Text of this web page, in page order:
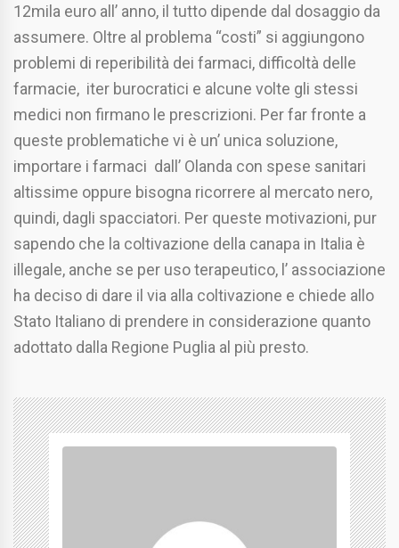
12mila euro all’ anno, il tutto dipende dal dosaggio da
assumere. Oltre al problema “costi” si aggiungono
problemi di reperibilità dei farmaci, difficoltà delle
farmacie, iter burocratici e alcune volte gli stessi
medici non firmano le prescrizioni. Per far fronte a
queste problematiche vi è un’ unica soluzione,
importare i farmaci dall’ Olanda con spese sanitari
altissime oppure bisogna ricorrere al mercato nero,
quindi, dagli spacciatori. Per queste motivazioni, pur
sapendo che la coltivazione della canapa in Italia è
illegale, anche se per uso terapeutico, l’ associazione
ha deciso di dare il via alla coltivazione e chiede allo
Stato Italiano di prendere in considerazione quanto
adottato dalla Regione Puglia al più presto.